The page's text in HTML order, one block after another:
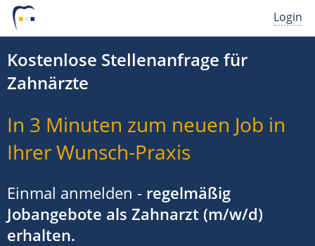
Login
Kostenlose Stellenanfrage für
Zahnärzte
In 3 Minuten zum neuen Job in
Ihrer Wunsch-Praxis
Einmal anmelden - regelmäßig
Jobangebote als Zahnarzt (m/w/d)
erhalten.